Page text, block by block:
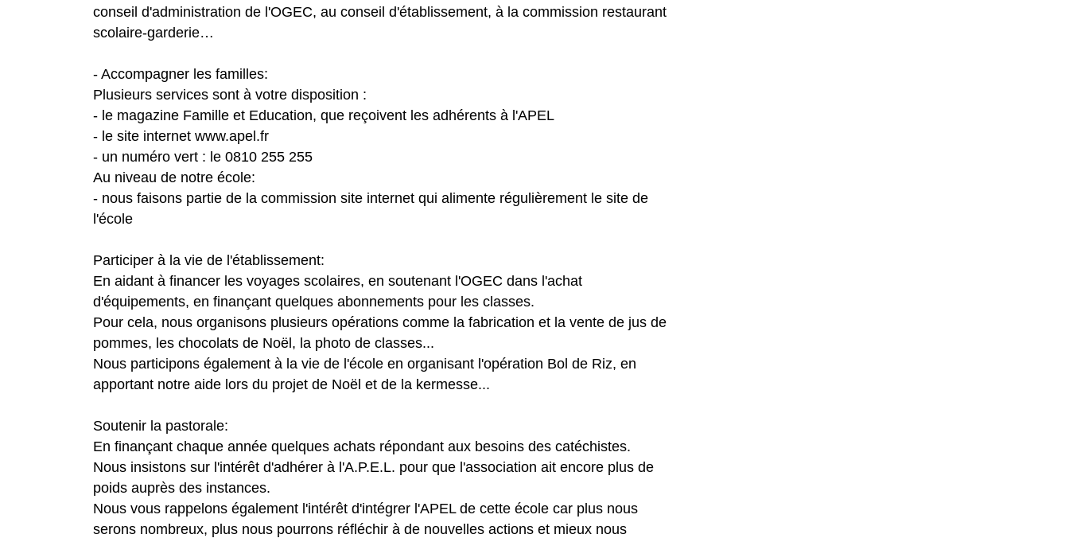
conseil d'administration de l'OGEC, au conseil d'établissement, à la commission restaurant
scolaire-garderie…
- Accompagner les familles:
Plusieurs services sont à votre disposition :
- le magazine Famille et Education, que reçoivent les adhérents à l'APEL
- le site internet www.apel.fr
- un numéro vert : le 0810 255 255
Au niveau de notre école:
- nous faisons partie de la commission site internet qui alimente régulièrement le site de
l'école
Participer à la vie de l'établissement:
En aidant à financer les voyages scolaires, en soutenant l'OGEC dans l'achat
d'équipements, en finançant quelques abonnements pour les classes.
Pour cela, nous organisons plusieurs opérations comme la fabrication et la vente de jus de
pommes, les chocolats de Noël, la photo de classes...
Nous participons également à la vie de l'école en organisant l'opération Bol de Riz, en
apportant notre aide lors du projet de Noël et de la kermesse...
Soutenir la pastorale:
En finançant chaque année quelques achats répondant aux besoins des catéchistes.
Nous insistons sur l'intérêt d'adhérer à l'A.P.E.L. pour que l'association ait encore plus de
poids auprès des instances.
Nous vous rappelons également l'intérêt d'intégrer l'APEL de cette école car plus nous
serons nombreux, plus nous pourrons réfléchir à de nouvelles actions et mieux nous